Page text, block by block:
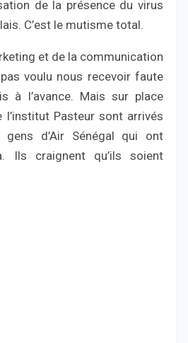
de la présence du virus
C’est le mutisme total.
et de la communication
voulu nous recevoir faute
à l’avance. Mais sur place
l’institut Pasteur sont arrivés
gens d’Air Sénégal qui ont
Ils craignent qu’ils soient